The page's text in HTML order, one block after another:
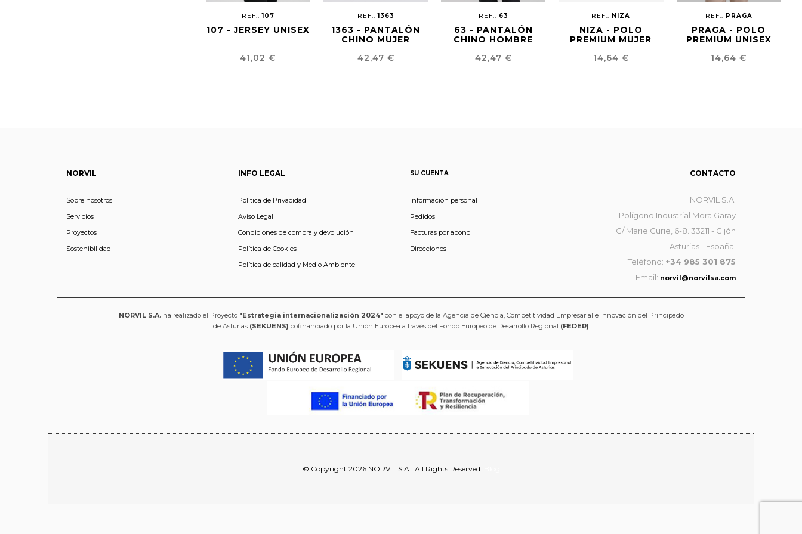
REF.:107
107 - JERSEY UNISEX
Precio
41,02 €
REF.:1363
1363 - PANTALÓN
CHINO MUJER
Precio
42,47 €
REF.: 63
63 - PANTALÓN
CHINO HOMBRE
Precio
42,47 €
REF.: NIZA
NIZA - POLO
PREMIUM MUJER
Precio
14,64 €
REF.: PRAGA
PRAGA - POLO
PREMIUM UNISEX
Precio
14,64 €
NORVIL
Sobre nosotros
Servicios
Proyectos
Sostenibilidad
INFO LEGAL
Política de Privacidad
Aviso Legal
Condiciones de compra y devolución
Política de Cookies
Política de calidad y Medio Ambiente
SU CUENTA
Información personal
Pedidos
Facturas por abono
Direcciones
CONTACTO
NORVIL S.A.
Polígono Industrial Mora Garay
C/ Marie Curie, 6-8. 33211 - Gijón
Asturias - España.
Teléfono: +34 985 301 875
Email: norvil@norvilsa.com
NORVIL S.A.ha realizado el Proyecto "Estrategia internacionalización 2024"con el apoyo de la Agencia de Ciencia, Competitividad Empresarial e Innovación del Principado
de Asturias (SEKUENS) cofinanciado por la Unión Europea a través del Fondo Europeo de Desarrollo Regional (FEDER)
© Copyright 2026 NORVIL S.A.. All Rights Reserved.